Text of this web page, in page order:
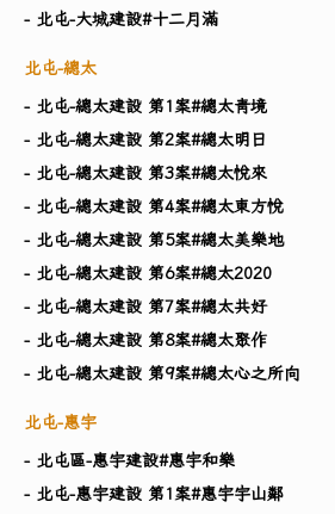
- 北屯-大城建設#十二月滿
北屯-總太
- 北屯-總太建設 第1案#總太青境
- 北屯-總太建設 第2案#總太明日
- 北屯-總太建設 第3案#總太悅來
- 北屯-總太建設 第4案#總太東方悅
- 北屯-總太建設 第5案#總太美樂地
- 北屯-總太建設 第6案#總太2020
- 北屯-總太建設 第7案#總太共好
- 北屯-總太建設 第8案#總太聚作
- 北屯-總太建設 第9案#總太心之所向
北屯-惠宇
- 北屯區-惠宇建設#惠宇和樂
- 北屯-惠宇建設 第1案#惠宇宇山鄰